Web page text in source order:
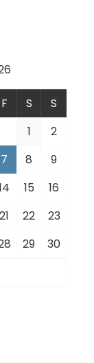
F S
S
1
2
7 8
9
15
16
21 22
23
29
30